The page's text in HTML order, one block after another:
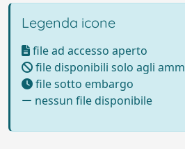
Legenda icone
file ad accesso aperto
file disponibili solo agli
file sotto embargo
nessun file disponibile